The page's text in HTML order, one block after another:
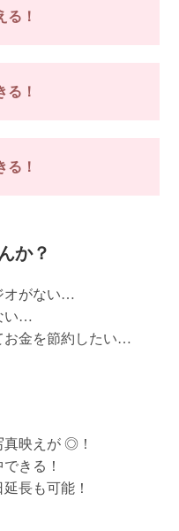
！
！
！
か？
オがない…
い…
お金を節約したい…
真映えが ◎！
きる！
長も可能！